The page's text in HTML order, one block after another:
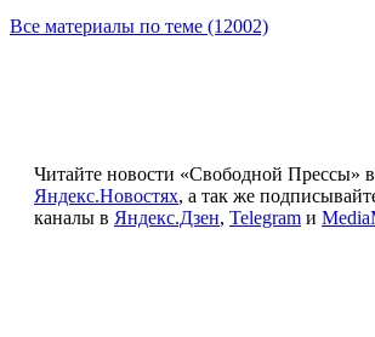
Все материалы по теме (12002)
Читайте новости «Свободной Прессы» в
Яндекс.Новостях, а так же
каналы в Яндекс.Дзен, Telegram и